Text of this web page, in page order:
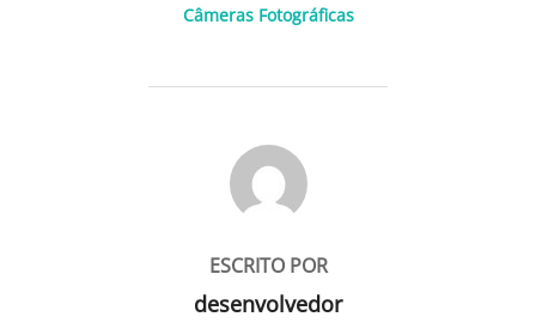
Câmeras Fotográficas
AUTOR DO POST
ESCRITO POR
desenvolvedor